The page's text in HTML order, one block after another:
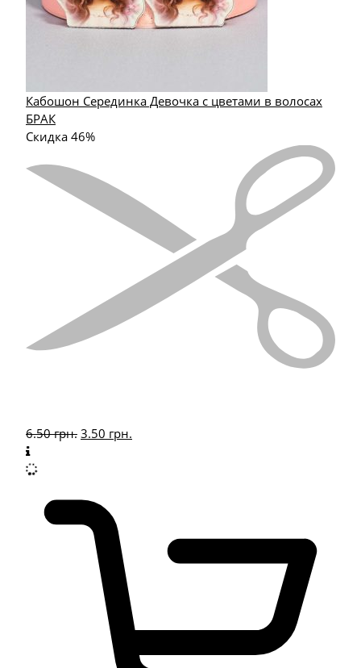
Кабошон Серединка Девочка с цветами в волосах
БРАК
Скидка 46%
6.50грн. 3.50 грн.